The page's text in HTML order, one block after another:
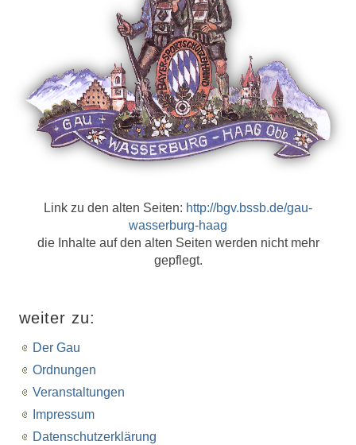
Link zu den alten Seiten: http://bgv.bssb.de/gau-
wasserburg-haag
die Inhalte auf den alten Seiten werden nicht mehr
gepflegt.
weiter zu:
Der Gau
Ordnungen
Veranstaltungen
Impressum
Datenschutzerklärung